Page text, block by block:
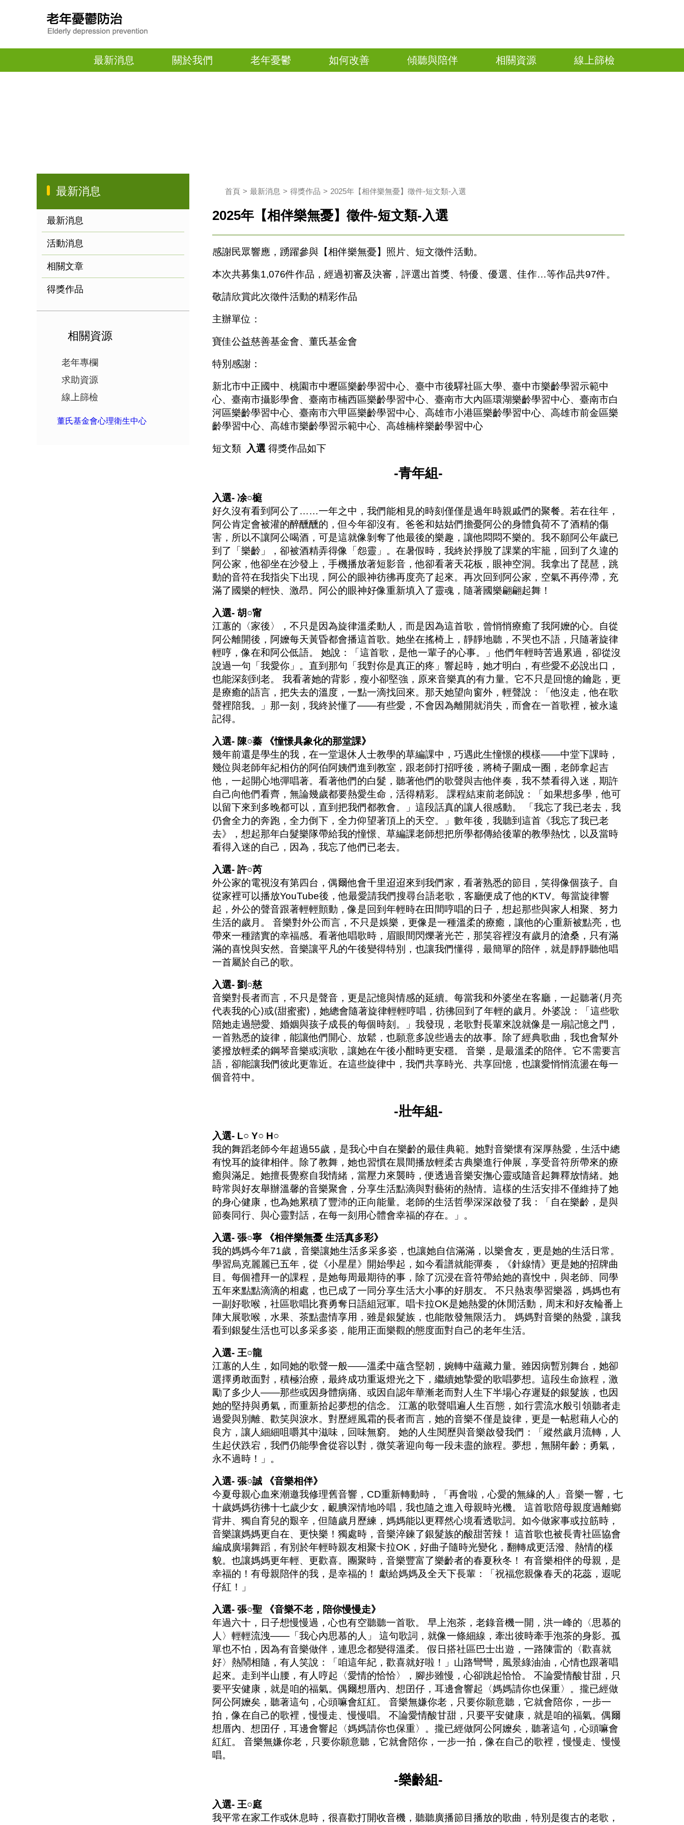
最新消息 關於我們 老年憂鬱 如何改善 傾聽與陪伴 相關資源 線上篩檢
最新消息
最新消息
活動消息
相關文章
得獎作品
相關資源
老年專欄
求助資源
線上篩檢
董氏基金會心理衛生中心
首頁 最新消息 得獎作品 2025年【相伴樂無憂】徵件-短文類-入選
2025年【相伴樂無憂】徵件-短文類-入選
感謝民眾響應，踴躍參與【相伴樂無憂】照片、短文徵件活動。
本次共募集1,076件作品，經過初審及決審，評選出首獎、特優、優選、佳作…等作品共97件。
敬請欣賞此次徵件活動的精彩作品
主辦單位：
寶佳公益慈善基金會、董氏基金會
特別感謝：
新北市中正國中、桃園市中壢區樂齡學習中心、臺中市後驛社區大學、臺中市樂齡學習示範中
心、臺南市攝影學會、臺南市楠西區樂齡學習中心、臺南市大內區環湖樂齡學習中心、臺南市白
河區樂齡學習中心、臺南市六甲區樂齡學習中心、高雄市小港區樂齡學習中心、高雄市前金區樂
齡學習中心、高雄市樂齡學習示範中心、高雄楠梓樂齡學習中心
短文類 入選 得獎作品如下
-青年組-
入選- 凃○榳
好久沒有看到阿公了……一年之中，我們能相見的時刻僅僅是過年時親戚們的聚餐。若在往年，
阿公肯定會被灌的醉醺醺的，但今年卻沒有。爸爸和姑姑們擔憂阿公的身體負荷不了酒精的傷
害，所以不讓阿公喝酒，可是這就像剝奪了他最後的樂趣，讓他悶悶不樂的。我不願阿公年歲已
到了「樂齡」，卻被酒精弄得像「怨靈」。在暑假時，我終於掙脫了課業的牢籠，回到了久違的
阿公家，他卻坐在沙發上，手機播放著短影音，他卻看著天花板，眼神空洞。我拿出了琵琶，跳
動的音符在我指尖下出現，阿公的眼神彷彿再度亮了起來。再次回到阿公家，空氣不再停滯，充
滿了國樂的輕快、激昂。阿公的眼神好像重新填入了靈魂，隨著國樂翩翩起舞！
入選- 胡○甯
江蕙的〈家後〉，不只是因為旋律溫柔動人，而是因為這首歌，曾悄悄療癒了我阿嬤的心。自從
阿公離開後，阿嬤每天黃昏都會播這首歌。她坐在搖椅上，靜靜地聽，不哭也不語，只隨著旋律
輕哼，像在和阿公低語。 她說：「這首歌，是他一輩子的心事。」他們年輕時苦過累過，卻從沒
說過一句「我愛你」。直到那句「我對你是真正的疼」響起時，她才明白，有些愛不必說出口，
也能深刻到老。 我看著她的背影，瘦小卻堅強，原來音樂真的有力量。它不只是回憶的鑰匙，更
是療癒的語言，把失去的溫度，一點一滴找回來。那天她望向窗外，輕聲說：「他沒走，他在歌
聲裡陪我。」那一刻，我終於懂了——有些愛，不會因為離開就消失，而會在一首歌裡，被永遠
記得。
入選- 陳○蓁 《憧憬具象化的那堂課》
幾年前還是學生的我，在一堂退休人士教學的草編課中，巧遇此生憧憬的模樣——中堂下課時，
幾位與老師年紀相仿的阿伯阿姨們進到教室，跟老師打招呼後，將椅子圍成一圈，老師拿起吉
他，一起開心地彈唱著。看著他們的白髮，聽著他們的歌聲與吉他伴奏，我不禁看得入迷，期許
自己向他們看齊，無論幾歲都要熱愛生命，活得精彩。 課程結束前老師說：「如果想多學，他可
以留下來到多晚都可以，直到把我們都教會。」這段話真的讓人很感動。 「我忘了我已老去，我
仍會全力的奔跑，全力倒下，全力仰望著頂上的天空。」數年後，我聽到這首《我忘了我已老
去》，想起那年白髮樂隊帶給我的憧憬、草編課老師想把所學都傳給後輩的教學熱忱，以及當時
看得入迷的自己，因為，我忘了他們已老去。
入選- 許○芮
外公家的電視沒有第四台，偶爾他會千里迢迢來到我們家，看著熟悉的節目，笑得像個孩子。自
從家裡可以播放YouTube後，他最愛請我們搜尋台語老歌，客廳便成了他的KTV。每當旋律響
起，外公的聲音跟著輕輕顫動，像是回到年輕時在田間哼唱的日子，想起那些與家人相聚、努力
生活的歲月。 音樂對外公而言，不只是娛樂，更像是一種溫柔的療癒，讓他的心重新被點亮，也
帶來一種踏實的幸福感。看著他唱歌時，眉眼間閃爍著光芒，那笑容裡沒有歲月的滄桑，只有滿
滿的喜悅與安然。音樂讓平凡的午後變得特別，也讓我們懂得，最簡單的陪伴，就是靜靜聽他唱
一首屬於自己的歌。
入選- 劉○慈
音樂對長者而言，不只是聲音，更是記憶與情感的延續。每當我和外婆坐在客廳，一起聽著⟨月亮
代表我的心⟩或⟨甜蜜蜜⟩，她總會隨著旋律輕輕哼唱，彷彿回到了年輕的歲月。外婆說：「這些歌
陪她走過戀愛、婚姻與孩子成長的每個時刻。」我發現，老歌對長輩來說就像是一扇記憶之門，
一首熟悉的旋律，能讓他們開心、放鬆，也願意多說些過去的故事。除了經典歌曲，我也會幫外
婆撥放輕柔的鋼琴音樂或演歌，讓她在午後小酣時更安穩。 音樂，是最溫柔的陪伴。它不需要言
語，卻能讓我們彼此更靠近。在這些旋律中，我們共享時光、共享回憶，也讓愛悄悄流盪在每一
個音符中。
-壯年組-
入選- L○ Y○ H○
我的舞蹈老師今年超過55歲，是我心中自在樂齡的最佳典範。她對音樂懷有深厚熱愛，生活中總
有悅耳的旋律相伴。除了教舞，她也習慣在晨間播放輕柔古典樂進行伸展，享受音符所帶來的療
癒與滿足。她擅長覺察自我情緒，當壓力來襲時，便透過音樂安撫心靈或隨音起舞釋放情緒。她
時常與好友舉辦溫馨的音樂聚會，分享生活點滴與對藝術的熱情。這樣的生活安排不僅維持了她
的身心健康，也為她累積了豐沛的正向能量。老師的生活哲學深深啟發了我：「自在樂齡，是與
節奏同行、與心靈對話，在每一刻用心體會幸福的存在。」。
入選- 張○寧 《相伴樂無憂 生活真多彩》
我的媽媽今年71歲，音樂讓她生活多采多姿，也讓她自信滿滿，以樂會友，更是她的生活日常。
學習烏克麗麗已五年，從《小星星》開始學起，如今看譜就能彈奏，《針線情》更是她的招牌曲
目。每個禮拜一的課程，是她每周最期待的事，除了沉浸在音符帶給她的喜悅中，與老師、同學
五年來點點滴滴的相處，也已成了一同分享生活大小事的好朋友。 不只熱衷學習樂器，媽媽也有
一副好歌喉，社區歌唱比賽勇奪日語組冠軍。唱卡拉OK是她熱愛的休閒活動，周末和好友輪番上
陣大展歌喉，水果、茶點盡情享用，雖是銀髮族，也能散發無限活力。 媽媽對音樂的熱愛，讓我
看到銀髮生活也可以多采多姿，能用正面樂觀的態度面對自己的老年生活。
入選- 王○龍
江蕙的人生，如同她的歌聲一般——溫柔中蘊含堅韌，婉轉中蘊藏力量。雖因病暫別舞台，她卻
選擇勇敢面對，積極治療，最終成功重返燈光之下，繼續她摯愛的歌唱夢想。這段生命旅程，激
勵了多少人——那些或因身體病痛、或因自認年華漸老而對人生下半場心存遲疑的銀髮族，也因
她的堅持與勇氣，而重新拾起夢想的信念。 江蕙的歌聲唱遍人生百態，如行雲流水般引領聽者走
過愛與別離、歡笑與淚水。對歷經風霜的長者而言，她的音樂不僅是旋律，更是一帖慰藉人心的
良方，讓人細細咀嚼其中滋味，回味無窮。 她的人生閱歷與音樂啟發我們：「縱然歲月流轉，人
生起伏跌宕，我們仍能學會從容以對，微笑著迎向每一段未盡的旅程。夢想，無關年齡；勇氣，
永不過時！」。
入選- 張○誠 《音樂相伴》
今夏母親心血來潮邀我修理舊音響，CD重新轉動時，「再會啦，心愛的無緣的人」音樂一響，七
十歲媽媽彷彿十七歲少女，靦腆深情地吟唱，我也隨之進入母親時光機。 這首歌陪母親度過離鄉
背井、獨自育兒的艱辛，但隨歲月歷練，媽媽能以更釋然心境看透歌詞。如今做家事或拉筋時，
音樂讓媽媽更自在、更快樂！獨處時，音樂淬鍊了銀髮族的酸甜苦辣！ 這首歌也被長青社區協會
編成廣場舞蹈，有別於年輕時親友相聚卡拉OK，好曲子隨時光變化，翻轉成更活潑、熱情的樣
貌。也讓媽媽更年輕、更歡喜。團聚時，音樂豐富了樂齡者的春夏秋冬！ 有音樂相伴的母親，是
幸福的！有母親陪伴的我，是幸福的！ 獻給媽媽及全天下長輩：「祝福您親像春天的花蕊，遐呢
仔紅！」
入選- 張○聖 《音樂不老，陪你慢慢走》
年過六十，日子想慢慢過，心也有空聽聽一首歌。 早上泡茶，老錄音機一開，洪一峰的〈思慕的
人〉輕輕流洩——「我心內思慕的人」 這句歌詞，就像一條細線，牽出彼時牽手泡茶的身影。孤
單也不怕，因為有音樂做伴，連思念都變得溫柔。 假日搭社區巴士出遊，一路陳雷的〈歡喜就
好〉熱鬧相隨，有人笑說：「咱這年紀，歡喜就好啦！」山路彎彎，風景綠油油，心情也跟著唱
起來。走到半山腰，有人哼起〈愛情的恰恰〉，腳步雖慢，心卻跳起恰恰。 不論愛情酸甘甜，只
要平安健康，就是咱的福氣。偶爾想厝內、想囝仔，耳邊會響起〈媽媽請你也保重〉。攏已經做
阿公阿嬤矣，聽著這句，心頭嘛會紅紅。 音樂無嫌你老，只要你願意聽，它就會陪你，一步一
拍，像在自己的歌裡，慢慢走、慢慢唱。 不論愛情酸甘甜，只要平安健康，就是咱的福氣。偶爾
想厝內、想囝仔，耳邊會響起〈媽媽請你也保重〉。攏已經做阿公阿嬤矣，聽著這句，心頭嘛會
紅紅。 音樂無嫌你老，只要你願意聽，它就會陪你，一步一拍，像在自己的歌裡，慢慢走、慢慢
唱。
-樂齡組-
入選- 王○庭
我平常在家工作或休息時，很喜歡打開收音機，聽聽廣播節目播放的歌曲，特別是復古的老歌，